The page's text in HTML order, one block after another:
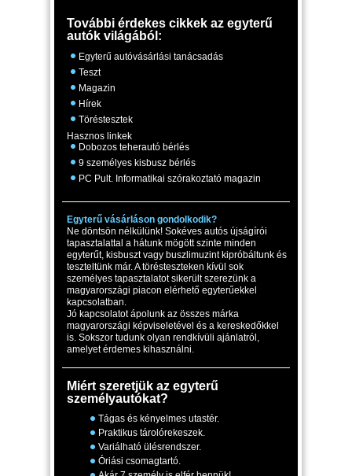
További érdekes cikkek az egyterű
autók világából:
Egyterű autóvásárlási tanácsadás
Teszt
Magazin
Hírek
Töréstesztek
Hasznos linkek
Dobozos teherautó bérlés
9 személyes kisbusz bérlés
PC Pult. Informatikai szórakoztató magazin
Egyterű vásárláson gondolkodik?
Ne döntsön nélkülünk! Sokéves autós újságírói
tapasztalattal a hátunk mögött szinte minden
egyterűt, kisbuszt vagy buszlimuzint kipróbáltunk és
teszteltünk már. A törésteszteken kívül sok
személyes tapasztalatot sikerült szerezünk a
magyarországi piacon elérhető egyterűekkel
kapcsolatban.
Jó kapcsolatot ápolunk az összes márka
magyarországi képviseletével és a kereskedőkkel
is. Sokszor tudunk olyan rendkívüli ajánlatról,
amelyet érdemes kihasználni.
Miért szeretjük az egyterű
személyautókat?
Tágas és kényelmes utastér.
Praktikus tárolórekeszek.
Variálható ülésrendszer.
Óriási csomagtartó.